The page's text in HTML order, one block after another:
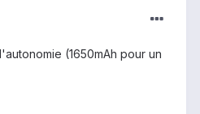
(1650mAh pour un